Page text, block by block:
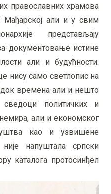
православних храмова
Мађарској али и у свим
представљају
документовање истине
али и будућности.
нису само светлопис на
времена али и нешто
политичких и
али и економског
као и узвишене
напуштала српски
каталога протосинђел